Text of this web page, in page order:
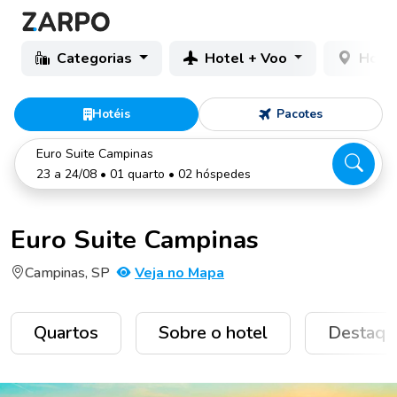
Categorias Hotel + Voo
Hotéis Pacotes
Euro Suite Campinas
23 a 24/08 • 01 quarto • 02 hóspedes
Euro Suite Campinas
Campinas, SP Veja no Mapa
Quartos Sobre o hotel